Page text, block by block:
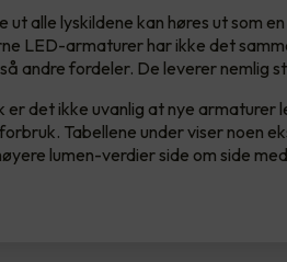
ut alle lyskildene kan høres ut som
LED-armaturer har ikke det
andre fordeler. De leverer nemlig
er det ikke uvanlig at nye
Tabellene under viser noen
lumen-verdier side om side